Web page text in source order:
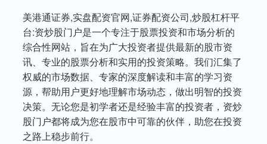
美港通证券,实盘配资官网,证券配资公司,炒股杠杆平
台:资炒股门户是一个专注于股票投资和市场分析的
综合性网站，旨在为广大投资者提供最新的股市资
讯、专业的股票分析和实用的投资策略。我们汇集了
权威的市场数据、专家的深度解读和丰富的学习资
源，帮助用户更好地理解市场动态，做出明智的投资
决策。无论您是初学者还是经验丰富的投资者，资炒
股门户都将成为您在股市中可靠的伙伴，助您在投资
之路上稳步前行。